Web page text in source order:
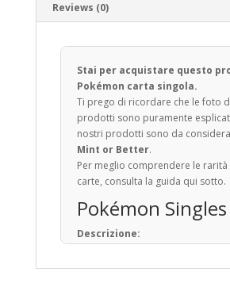
Reviews (0)
Stai per acquistare questo
Pokémon carta singola.
Ti prego di ricordare che le foto
prodotti sono puramente
nostri prodotti sono da
Mint or Better.
Per meglio comprendere le rarità
carte, consulta la guida qui sotto.
Pokémon Singles
Descrizione:
giapponese: ポケモンカードゲー